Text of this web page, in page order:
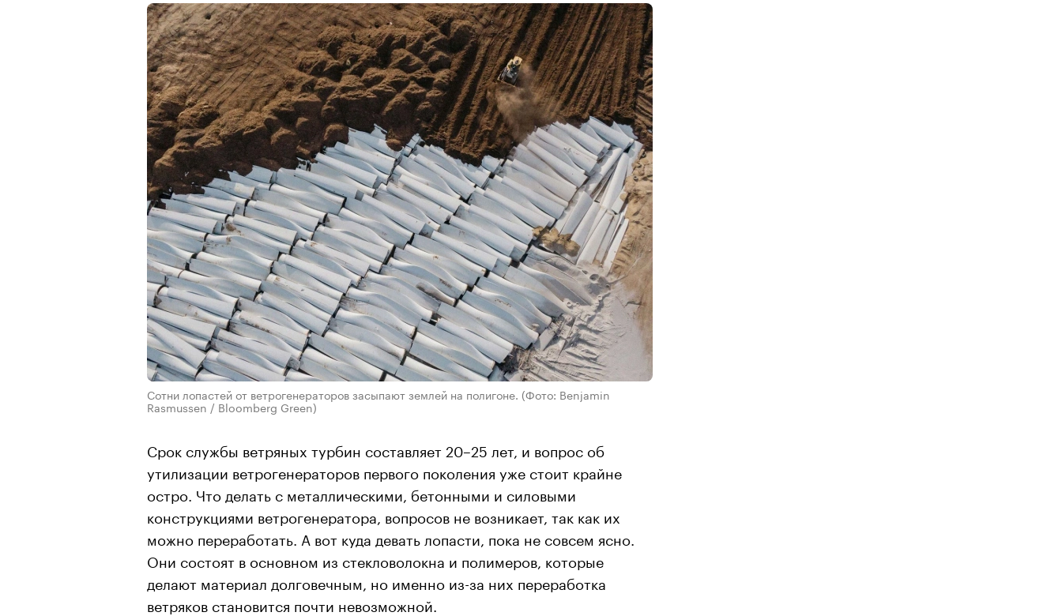
Сотни лопастей от ветрогенераторов засыпают землей на полигоне. (Фото: Benjamin
Rasmussen / Bloomberg Green)
Срок службы ветряных турбин составляет 20–25 лет, и вопрос об
утилизации ветрогенераторов первого поколения уже стоит крайне
остро. Что делать с металлическими, бетонными и силовыми
конструкциями ветрогенератора, вопросов не возникает, так как их
можно переработать. А вот куда девать лопасти, пока не совсем ясно.
Они состоят в основном из стекловолокна и полимеров, которые
делают материал долговечным, но именно из-за них переработка
ветряков становится почти невозможной.